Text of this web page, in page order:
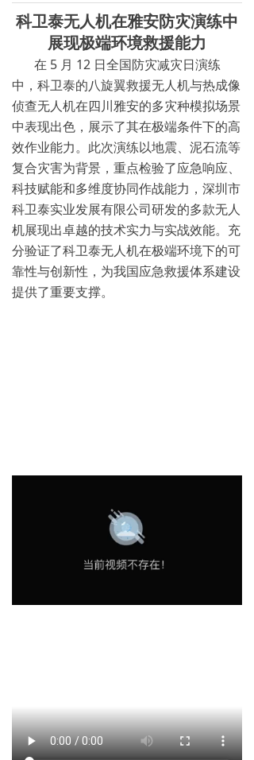
넸
无人机配套吊舱
넸 航拍吊舱
넸测绘吊舱
넸环保监测专用吊舱
넸 抛投发射吊舱
넸 声光吊舱
넸 通信视频中继吊舱
图传
行业应用
关于我们
科卫泰无人机在雅安防灾演练中
展现极端环境救援能力
在 5 月 12 日全国防灾减灾日演练
中，科卫泰的八旋翼救援无人机与热成像
侦查无人机在四川雅安的多灾种模拟场景
中表现出色，展示了其在极端条件下的高
效作业能力。此次演练以地震、泥石流等
复合灾害为背景，重点检验了应急响应、
科技赋能和多维度协同作战能力，深圳市
科卫泰实业发展有限公司研发的多款无人
机展现出卓越的技术实力与实战效能。充
分验证了科卫泰无人机在极端环境下的可
靠性与创新性，为我国应急救援体系建设
提供了重要支撑。